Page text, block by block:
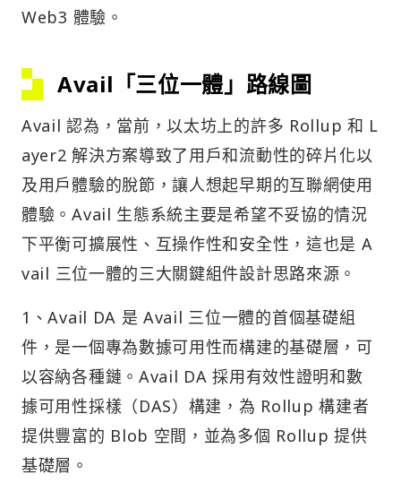
Web3 體驗。
Avail「三位一體」路線圖
Avail 認為，當前，以太坊上的許多 Rollup 和 L
ayer2 解決方案導致了用戶和流動性的碎片化以
及用戶體驗的脫節，讓人想起早期的互聯網使用
體驗。Avail 生態系統主要是希望不妥協的情況
下平衡可擴展性、互操作性和安全性，這也是 A
vail 三位一體的三大關鍵組件設計思路來源。
1、Avail DA 是 Avail 三位一體的首個基礎組
件，是一個專為數據可用性而構建的基礎層，可
以容納各種鏈。Avail DA 採用有效性證明和數
據可用性採樣（DAS）構建，為 Rollup 構建者
提供豐富的 Blob 空間，並為多個 Rollup 提供
基礎層。